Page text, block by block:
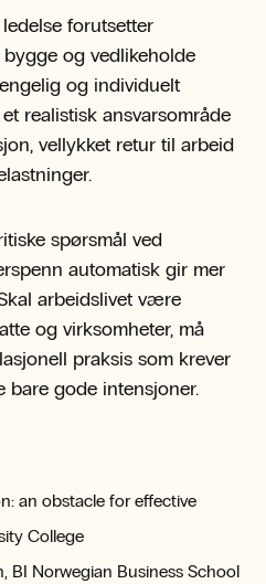
forutsetter
og vedlikeholde
og individuelt
realistisk ansvarsområde
vellykket retur til arbeid
spørsmål ved
automatisk gir mer
arbeidslivet være
og virksomheter, må
praksis som krever
bare gode intensjoner.
an obstacle for effective
College
BI Norwegian Business School